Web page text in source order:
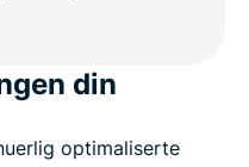
din
optimaliserte